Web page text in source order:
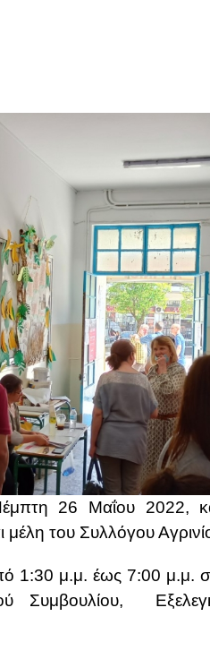
26 Μαΐου 2022, και
του Συλλόγου
1:30 μ.μ. έως 7:00 μ.μ.
Συμβουλίου,